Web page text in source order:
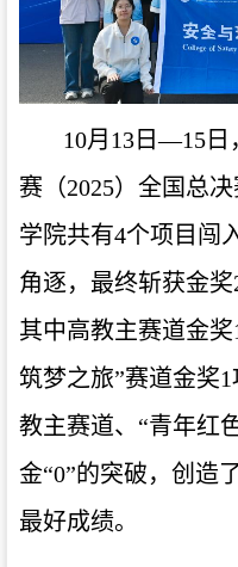
10月13日—15日
赛（2025）全国总
学院共有4个项目闯
角逐，最终斩获金奖
其中高教主赛道金
筑梦之旅”赛道金奖
教主赛道、“青年红
金“0”的突破，创造
最好成绩。